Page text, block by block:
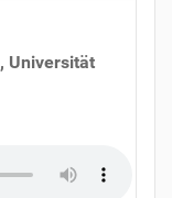
, Universität